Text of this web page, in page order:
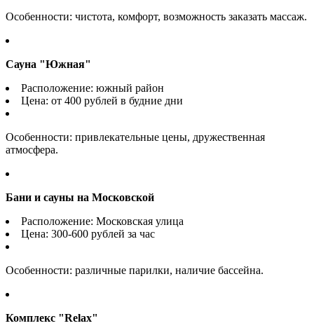
Особенности: чистота, комфорт, возможность заказать массаж.
Сауна "Южная"
Расположение: южный район
Цена: от 400 рублей в будние дни
Особенности: привлекательные цены, дружественная
атмосфера.
Бани и сауны на Московской
Расположение: Московская улица
Цена: 300-600 рублей за час
Особенности: различные парилки, наличие бассейна.
Комплекс "Relax"